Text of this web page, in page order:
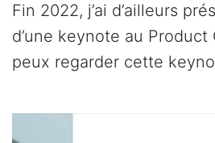
Fin 2022, j’ai d’ailleurs
d’une keynote au
peux regarder cette